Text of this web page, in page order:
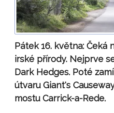
Pátek 16. května: Čeká
irské přírody. Nejprve
Dark Hedges. Poté
útvaru Giant's
mostu Carrick-a-Rede.